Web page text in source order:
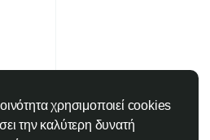
χρησιμοποιεί cookies
την καλύτερη δυνατή